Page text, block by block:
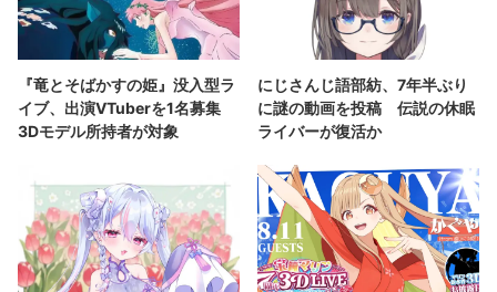
『竜とそばかすの姫』没入型ラ
イブ、出演VTuberを1名募集
3Dモデル所持者が対象
にじさんじ語部紡、7年半ぶり
に謎の動画を投稿 伝説の休眠
ライバーが復活か